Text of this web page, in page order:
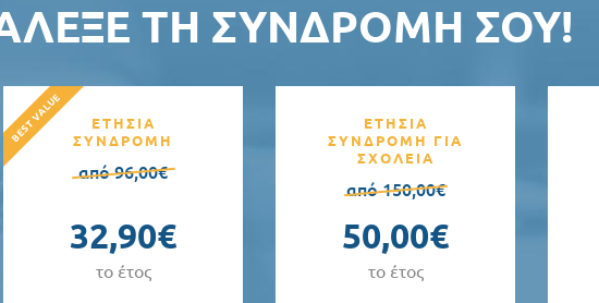
ΤΗ ΣΥΝΔΡΟΜΉ ΣΟΥ!
ΕΤΗΣΙΑ
ΣΥΝΔΡΟΜΗ
από 96,00€
32,90€
το έτος
ΕΤΗΣΙΑ
ΣΥΝΔΡΟΜΗ ΓΙΑ
ΣΧΟΛΕΙΑ
από 150,00€
50,00€
το έτος